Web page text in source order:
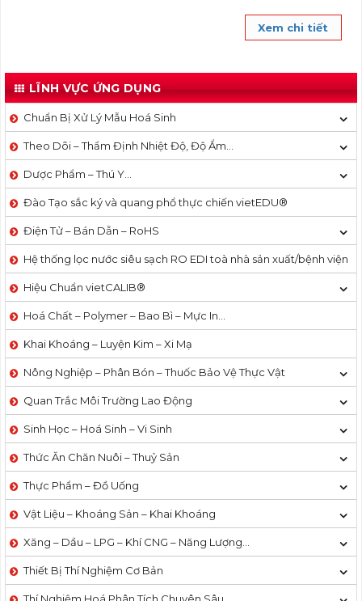
Xem chi tiết
LĨNH VỰC ỨNG DỤNG
Chuẩn Bị Xử Lý Mẫu Hoá Sinh
Theo Dõi – Thẩm Định Nhiệt Độ, Độ Ẩm…
Dược Phẩm – Thú Y…
Đào Tạo sắc ký và quang phổ thực chiến vietEDU®
Điện Tử – Bán Dẫn – RoHS
Hệ thống lọc nước siêu sạch RO EDI​​ toà nhà sản xuất/bệnh viện
Hiệu Chuẩn vietCALIB®
Hoá Chất – Polymer – Bao Bì – Mực In…
Khai Khoáng – Luyện Kim – Xi Mạ
Nông Nghiệp – Phân Bón – Thuốc Bảo Vệ Thực Vật
Quan Trắc Môi Trường Lao Động
Sinh Học – Hoá Sinh – Vi Sinh
Thức Ăn Chăn Nuôi – Thuỷ Sản
Thực Phẩm – Đồ Uống
Vật Liệu – Khoáng Sản – Khai Khoáng
Xăng – Dầu – LPG – Khí CNG – Năng Lượng…
Thiết Bị Thí Nghiệm Cơ Bản
Thí Nghiệm Hoá Phân Tích Chuyên Sâu